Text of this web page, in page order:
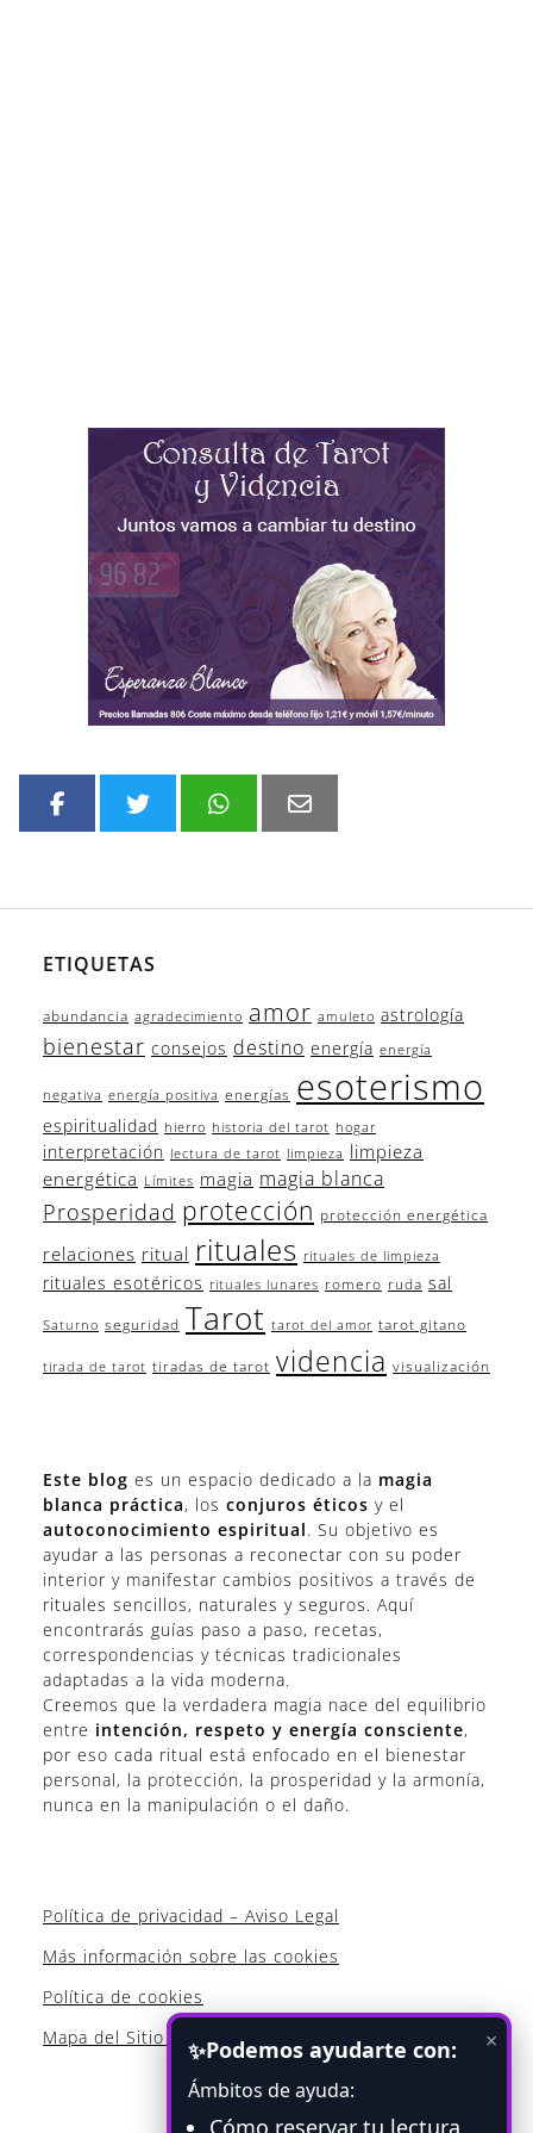
ETIQUETAS
abundancia agradecimiento amor amuleto astrología
bienestar consejos destino energía energía
negativa energía positiva energías esoterismo
espiritualidad hierro historia del tarot hogar
interpretación lectura de tarot limpieza limpieza
energética Límites magia magia blanca
Prosperidad protección protección energética
relaciones ritual rituales rituales de limpieza
rituales esotéricos rituales lunares romero ruda sal
Saturno seguridad Tarot tarot del amor tarot gitano
tirada de tarot tiradas de tarot videncia visualización
Este blog es un espacio dedicado a la magia
blanca práctica, los conjuros éticos y el
autoconocimiento espiritual. Su objetivo es
ayudar a las personas a reconectar con su poder
interior y manifestar cambios positivos a través de
rituales sencillos, naturales y seguros. Aquí
encontrarás guías paso a paso, recetas,
correspondencias y técnicas tradicionales
adaptadas a la vida moderna.
Creemos que la verdadera magia nace del equilibrio
entre intención, respeto y energía consciente,
por eso cada ritual está enfocado en el bienestar
personal, la protección, la prosperidad y la armonía,
nunca en la manipulación o el daño.
Política de privacidad – Aviso Legal
Más información sobre las cookies
Política de cookies
Mapa del Sitio WEB
×
✨Podemos ayudarte con:
Ámbitos de ayuda:
Cómo reservar tu lectura